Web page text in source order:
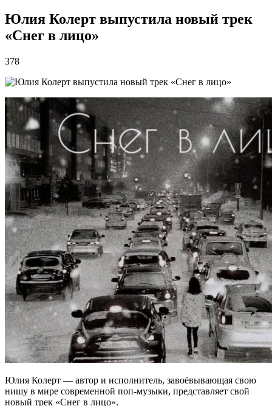
Юлия Колерт выпустила новый трек
«Снег в лицо»
378
Юлия Колерт — автор и исполнитель, завоёвывающая свою
нишу в мире современной поп-музыки, представляет свой
новый трек «Снег в лицо».